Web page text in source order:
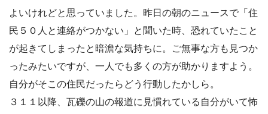
よいけれどと思っていました。昨日の朝のニュースで「住
民５０人と連絡がつかない」と聞いた時、恐れていたこと
が起きてしまったと暗澹な気持ちに。ご無事な方も見つか
ったみたいですが、一人でも多くの方が助かりますよう。
自分がそこの住民だったらどう行動したかしら。
３１１以降、瓦礫の山の報道に見慣れている自分がいて怖